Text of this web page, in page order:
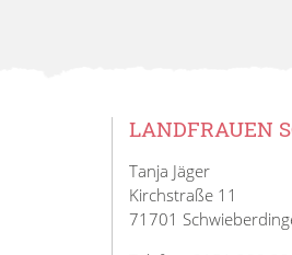
LANDFRAUEN
Tanja Jäger
Kirchstraße 11
71701